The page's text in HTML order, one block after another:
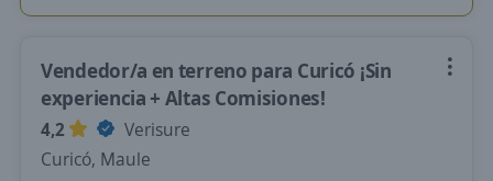
Vendedor/a en terreno para Curicó ¡Sin
experiencia + Altas Comisiones!
4,2
Verisure
Curicó, Maule